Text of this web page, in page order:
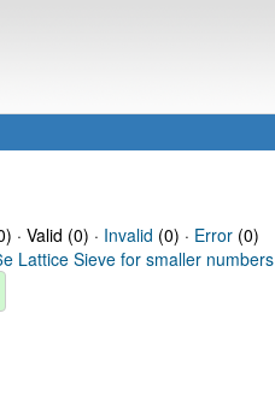
· Valid (0) · Invalid (0) · Error(0)
Lattice Sieve for smaller numbers